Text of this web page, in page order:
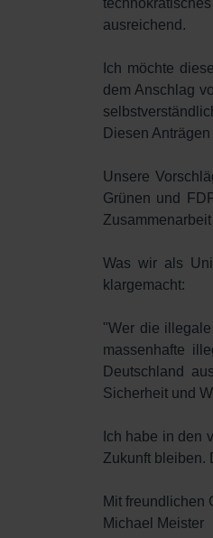
ausreichend.
Ich möchte
dem Anschlag
Diesen
Unsere
Grünen und
Was wir als
klargemacht:
"Wer die
massenhafte
Deutschland
Sicherheit und
Ich habe in den
Zukunft bleiben.
Mit freundlichen
Michael Meister